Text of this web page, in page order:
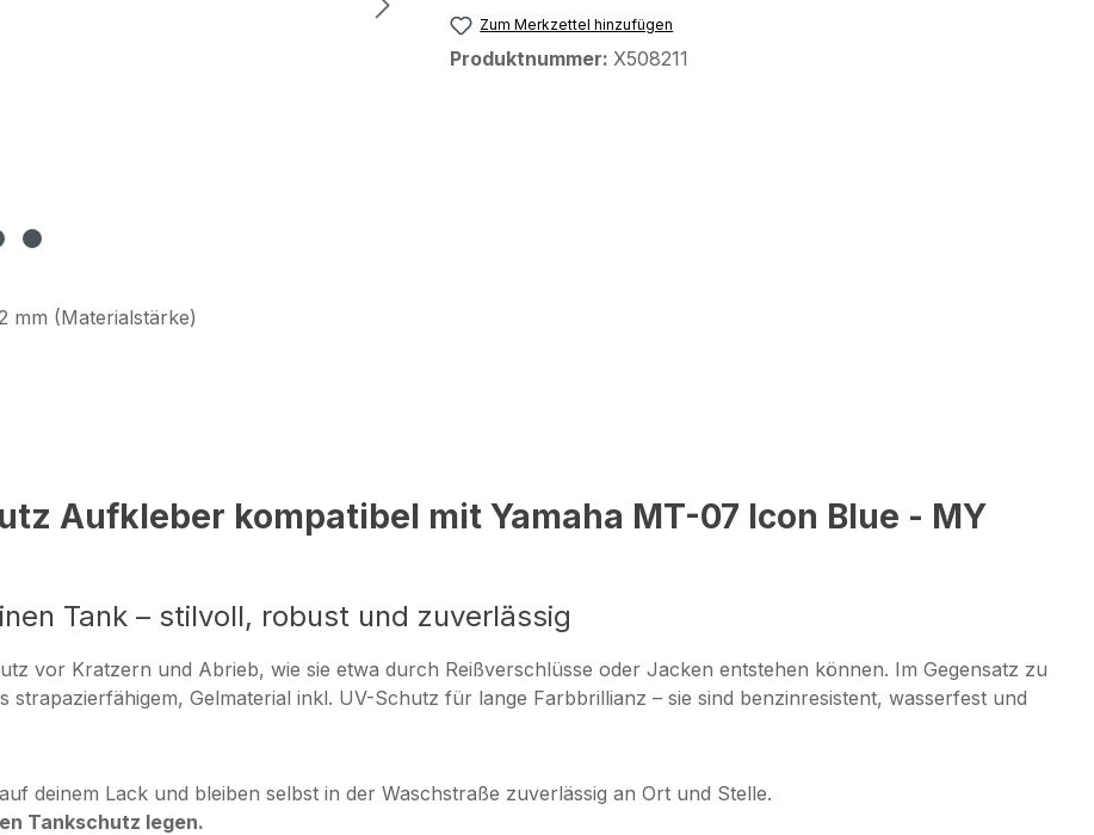
Zum Merkzettel hinzufügen
Produktnummer: X508211
2 mm (Materialstärke)
Aufkleber kompatibel mit Yamaha MT-07 Icon Blue - MY
Tank – stilvoll, robust und zuverlässig
vor Kratzern und Abrieb, wie sie etwa durch Reißverschlüsse oder Jacken entstehen können. Im Gegensatz zu
Gelmaterial inkl. UV-Schutz für lange Farbbrillianz – sie sind benzinresistent, wasserfest und
deinem Lack und bleiben selbst in der Waschstraße zuverlässig an Ort und Stelle.
Tankschutz legen.